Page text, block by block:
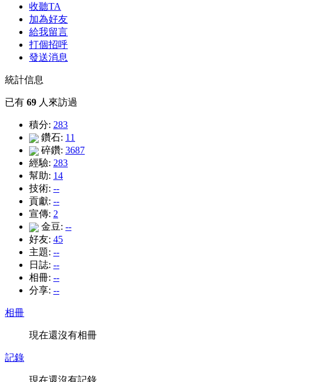
收聽TA
加為好友
給我留言
打個招呼
發送消息
統計信息
已有 69 人來訪過
積分: 283
鑽石: 11
碎鑽: 3687
經驗: 283
幫助: 14
技術: --
貢獻: --
宣傳: 2
金豆: --
好友: 45
主題: --
日誌: --
相冊: --
分享: --
相冊
現在還沒有相冊
記錄
現在還沒有記錄